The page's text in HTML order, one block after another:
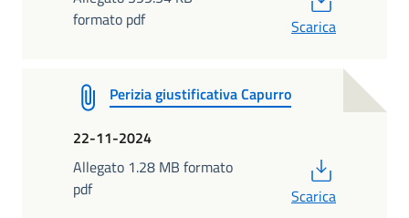
formato pdf
Scarica
Perizia giustificativa Capurro
22-11-2024
Allegato 1.28 MB formato
pdf
Scarica